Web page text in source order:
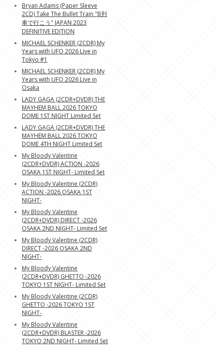
Bryan Adams (Paper Sleeve
2CD) Take The Bullet Train "B列
車で行こう" JAPAN 2023
DEFINITIVE EDITION
MICHAEL SCHENKER (2CDR) My
Years with UFO 2026 Live in
Tokyo #1
MICHAEL SCHENKER (2CDR) My
Years with UFO 2026 Live in
Osaka
LADY GAGA (2CDR+DVDR) THE
MAYHEM BALL 2026 TOKYO
DOME 1ST NIGHT Limited Set
LADY GAGA (2CDR+DVDR) THE
MAYHEM BALL 2026 TOKYO
DOME 4TH NIGHT Limited Set
My Bloody Valentine
(2CDR+DVDR) ACTION -2026
OSAKA 1ST NIGHT- Limited Set
My Bloody Valentine (2CDR)
ACTION -2026 OSAKA 1ST
NIGHT-
My Bloody Valentine
(2CDR+DVDR) DIRECT -2026
OSAKA 2ND NIGHT- Limited Set
My Bloody Valentine (2CDR)
DIRECT -2026 OSAKA 2ND
NIGHT-
My Bloody Valentine
(2CDR+DVDR) GHETTO -2026
TOKYO 1ST NIGHT- Limited Set
My Bloody Valentine (2CDR)
GHETTO -2026 TOKYO 1ST
NIGHT-
My Bloody Valentine
(2CDR+DVDR) BLASTER -2026
TOKYO 2ND NIGHT- Limited Set